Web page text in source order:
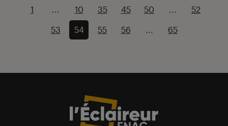
1 ... 10 35 45 50 ... 52
53 54 55 56 ... 65